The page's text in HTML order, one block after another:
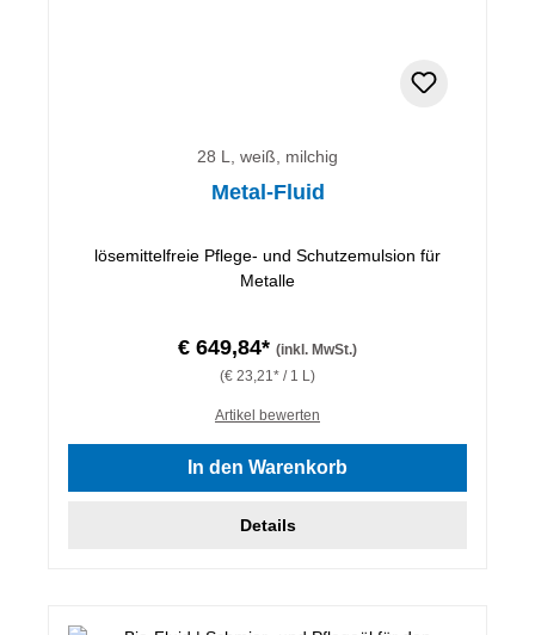
28 L, weiß, milchig
Metal-Fluid
lösemittelfreie Pflege- und Schutzemulsion für
Metalle
€ 649,84* (inkl. MwSt.)
(€ 23,21* / 1 L)
Artikel bewerten
In den Warenkorb
Details